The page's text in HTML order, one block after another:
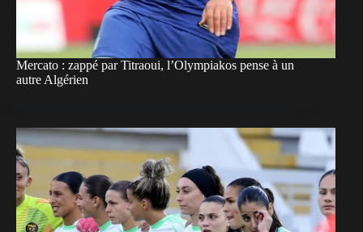
Mercato : zappé par Titraoui, l’Olympiakos pense à un
autre Algérien